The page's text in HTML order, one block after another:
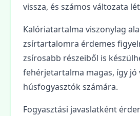
vissza, és számos változata
Kalóriatartalma viszonylag
zsírtartalomra érdemes
zsírosabb részeiből is
fehérjetartalma magas, így jó
húsfogyasztók számára.
Fogyasztási javaslatként